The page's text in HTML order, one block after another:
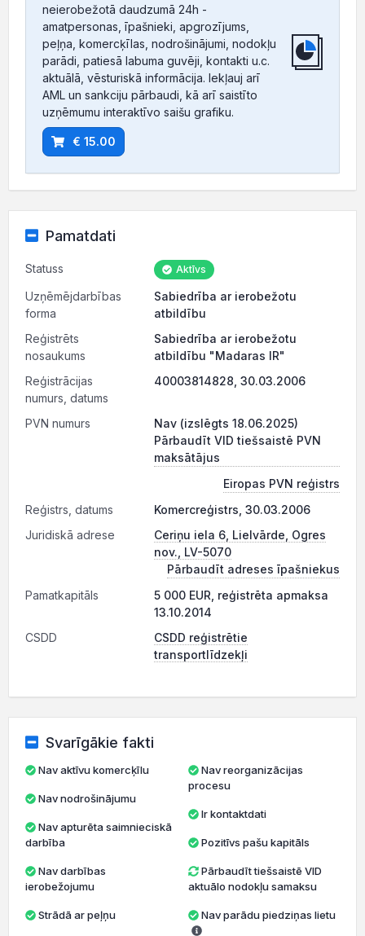
neierobežotā daudzumā 24h -
amatpersonas, īpašnieki, apgrozījums,
peļņa, komercķīlas, nodrošinājumi, nodokļu
parādi, patiesā labuma guvēji, kontakti u.c.
aktuālā, vēsturiskā informācija. Iekļauj arī
AML un sankciju pārbaudi, kā arī saistīto
uzņēmumu interaktīvo saišu grafiku.
€ 15.00
Pamatdati
Statuss Aktīvs
Uzņēmējdarbības
forma
Sabiedrība ar ierobežotu
atbildību
Reģistrēts
nosaukums
Sabiedrība ar ierobežotu
atbildību "Madaras IR"
Reģistrācijas
numurs, datums
40003814828, 30.03.2006
PVN numurs
Nav (izslēgts 18.06.2025)
Pārbaudīt VID tiešsaistē PVN
maksātājus
Eiropas PVN reģistrs
Reģistrs, datums
Komercreģistrs, 30.03.2006
Juridiskā adrese
Ceriņu iela 6, Lielvārde, Ogres
nov., LV-5070
Pārbaudīt adreses īpašniekus
Pamatkapitāls
5 000 EUR, reģistrēta apmaksa
13.10.2014
CSDD
CSDD reģistrētie
transportlīdzekļi
Svarīgākie fakti
Nav aktīvu komercķīlu
Nav nodrošinājumu
darbība
ierobežojumu
Strādā ar peļņu
Nav reorganizācijas
procesu
Ir kontaktdati
Pozitīvs pašu kapitāls
Pārbaudīt tiešsaistē VID
aktuālo nodokļu samaksu
Nav parādu piedziņas lietu